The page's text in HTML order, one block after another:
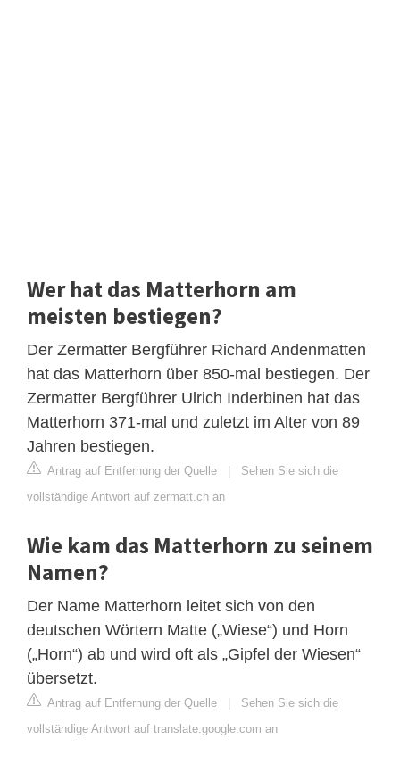
Wer hat das Matterhorn am
meisten bestiegen?
Der Zermatter Bergführer Richard Andenmatten
hat das Matterhorn über 850-mal bestiegen. Der
Zermatter Bergführer Ulrich Inderbinen hat das
Matterhorn 371-mal und zuletzt im Alter von 89
Jahren bestiegen.
Antrag auf Entfernung der Quelle
Sehen Sie sich die
vollständige Antwort auf zermatt.ch an
Wie kam das Matterhorn zu seinem
Namen?
Der Name Matterhorn leitet sich von den
deutschen Wörtern Matte („Wiese“) und Horn
(„Horn“) ab und wird oft als „Gipfel der Wiesen“
übersetzt.
Antrag auf Entfernung der Quelle
Sehen Sie sich die
vollständige Antwort auf translate.google.com an